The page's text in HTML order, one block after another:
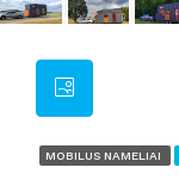
MOBILUS NAMELIAI